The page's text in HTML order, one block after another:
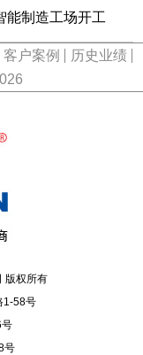
能制造工场开工
客户案例
历史业绩
版权所有
1-58号
号